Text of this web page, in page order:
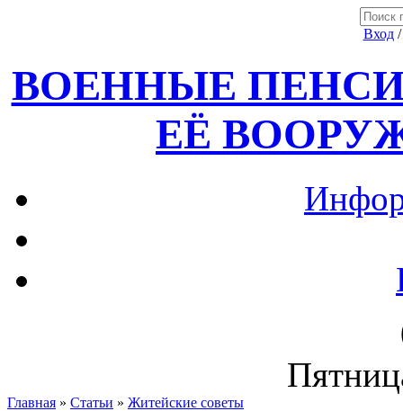
Вход
ВОЕННЫЕ
ЕЁ
Главная » Статьи » Житейские советы